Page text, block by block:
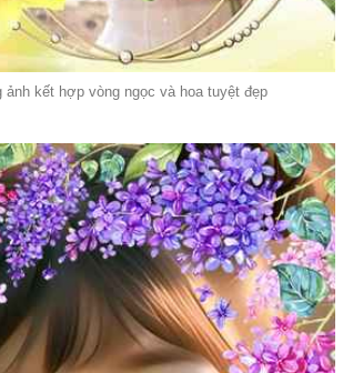
ảnh kết hợp vòng ngọc và hoa tuyệt đẹp